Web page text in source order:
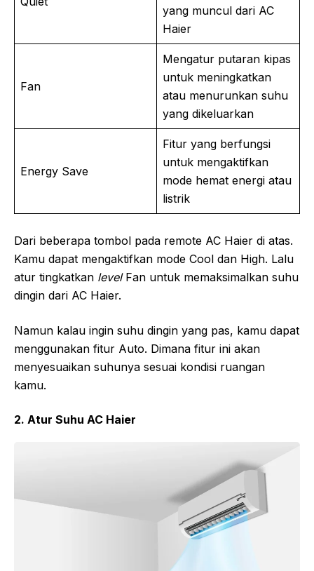
yang muncul dari AC
Haier
Fan
Mengatur putaran kipas
untuk meningkatkan
atau menurunkan suhu
yang dikeluarkan
Energy Save
Fitur yang berfungsi
untuk mengaktifkan
mode hemat energi atau
listrik
Dari beberapa tombol pada remote AC Haier di atas.
Kamu dapat mengaktifkan mode Cool dan High. Lalu
atur tingkatkan levelFan untuk memaksimalkan suhu
dingin dari AC Haier.
Namun kalau ingin suhu dingin yang pas, kamu dapat
menggunakan fitur Auto. Dimana fitur ini akan
menyesuaikan suhunya sesuai kondisi ruangan
kamu.
2. Atur Suhu AC Haier